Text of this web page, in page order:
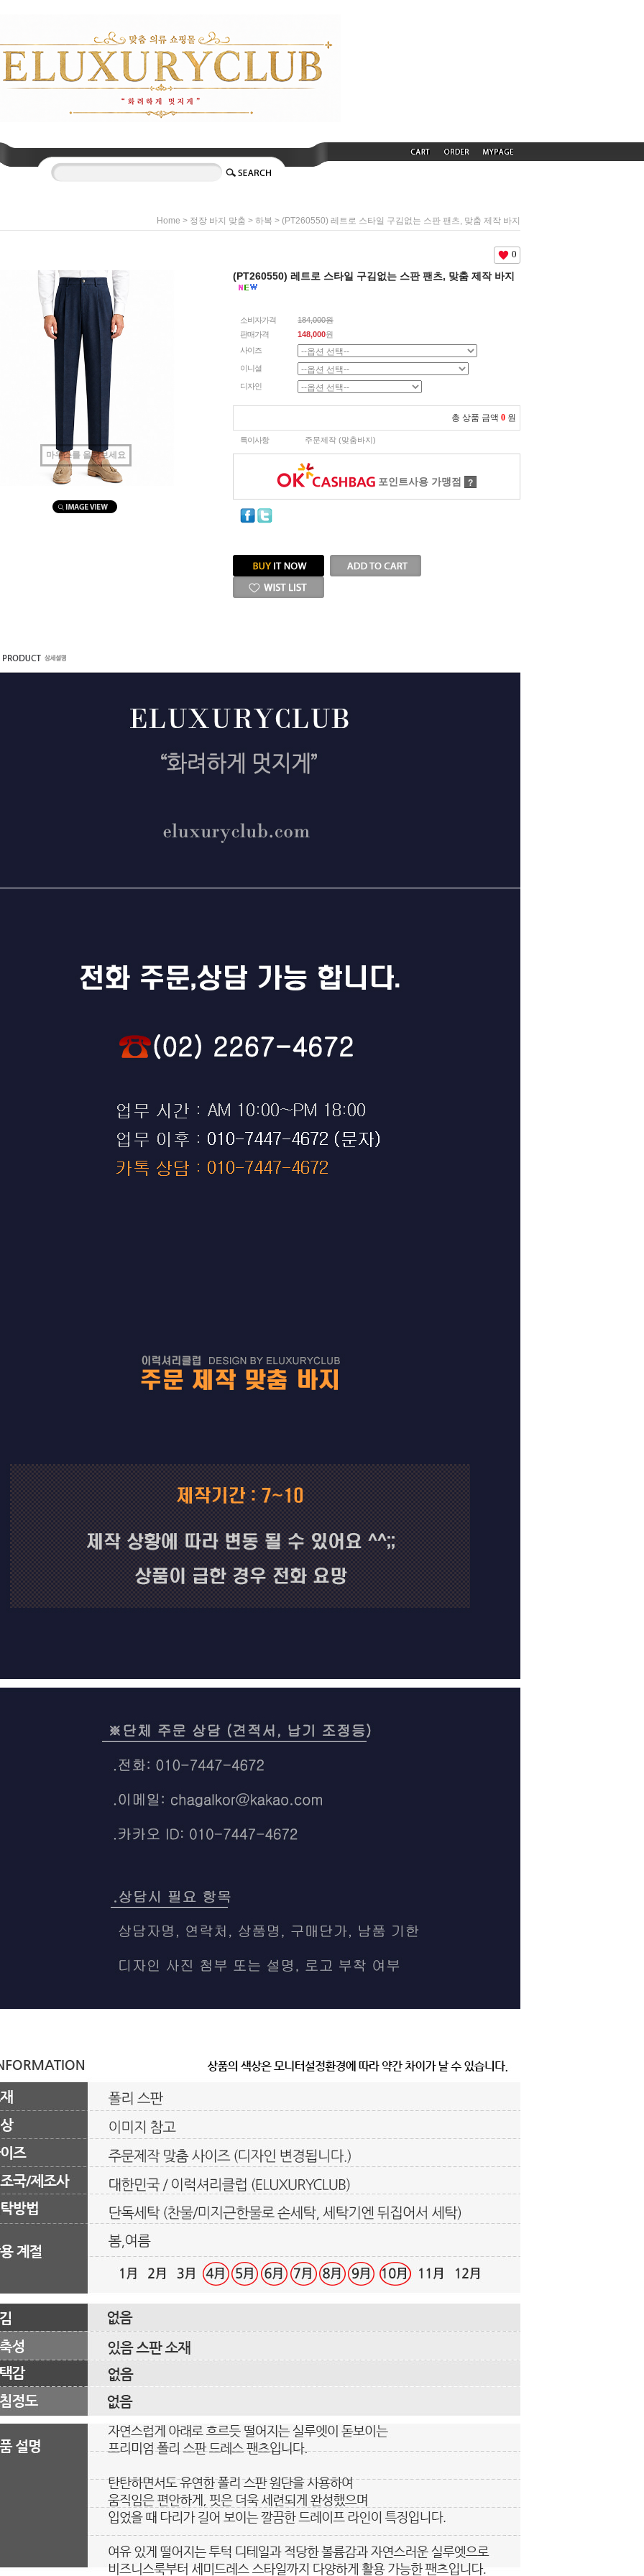
Home > 정장 바지 맞춤 > 하복 > (PT260550) 레트로 스타일 구김없는 스판 팬츠, 맞춤 제작 바지
마우스를 올려보세요
0
(PT260550) 레트로 스타일 구김없는 스판 팬츠, 맞춤 제작 바지
소비자가격
184,000원
판매가격
148,000원
사이즈
이니셜
디자인
총 상품 금액 0 원
특이사항 주문제작 (맞춤바지)
포인트사용 가맹점 ?